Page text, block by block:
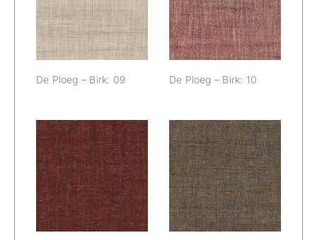
09
De Ploeg – Birk: 09
10
De Ploeg – Birk: 10
De Ploeg – Birk:
11
De Ploeg – Birk:
28